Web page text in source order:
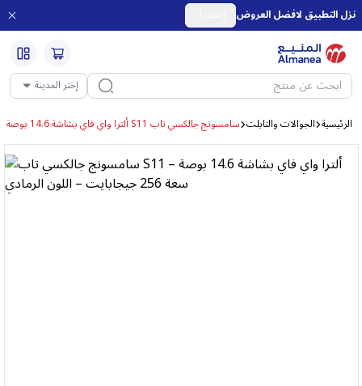
نزل التطبيق لافضل العروض
إختر المدينة
الرئيسية الجوالات والتابلت سامسونج جالكسي تاب S11 ألترا واي فاي بشاشة 14.6 بوصة – سعة 256 جيجابايت – اللون الرمادي
المثالي